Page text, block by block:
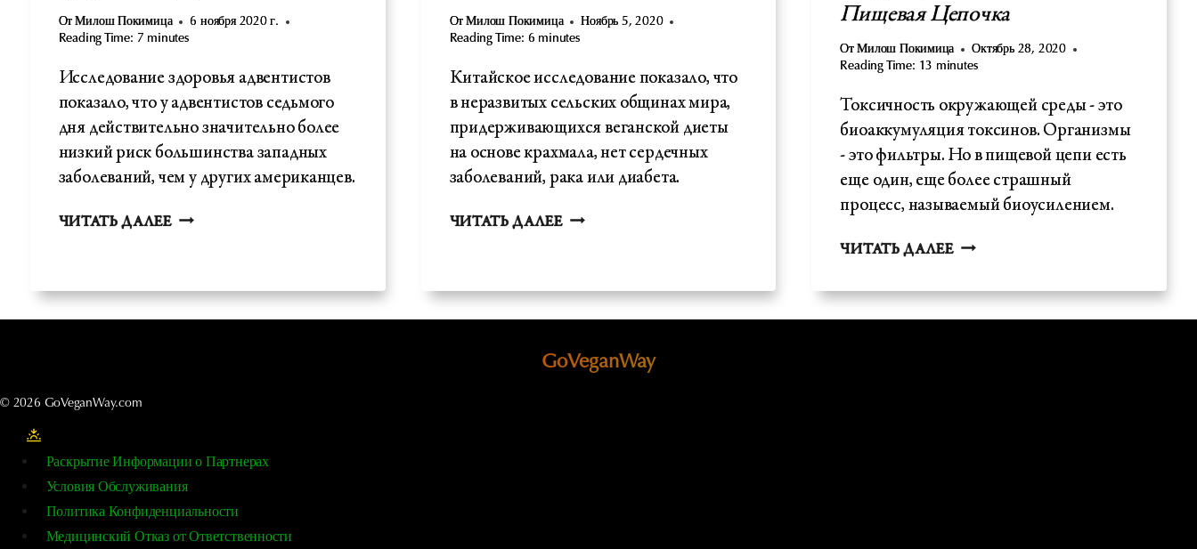
От Милош Покимица
6 ноября 2020 г.
Reading Time: 7 minutes
Исследование здоровья адвентистов
показало, что у адвентистов седьмого
дня действительно значительно более
низкий риск большинства западных
заболеваний, чем у других американцев.
ЧИТАТЬ ДАЛЕЕАДВЕНТИСТСКОЕ
АРГУМЕНТ
ВЕГАНОВ
От Милош Покимица
Ноябрь 5, 2020
Reading Time: 6 minutes
Китайское исследование показало, что
в неразвитых сельских общинах мира,
придерживающихся веганской диеты
на основе крахмала, нет сердечных
заболеваний, рака или диабета.
ЧИТАТЬ ДАЛЕЕИССЛЕДОВАНИЕ
ВЕГАНОВ
Пищевая Цепочка
От Милош Покимица
Октябрь 28, 2020
Reading Time: 13 minutes
Токсичность окружающей среды - это
биоаккумуляция токсинов. Организмы
- это фильтры. Но в пищевой цепи есть
еще один, еще более страшный
процесс, называемый биоусилением.
ЧИТАТЬ ДАЛЕЕТОКСИЧНОСТЬ
ОКРУЖАЮЩЕЙ
GoVeganWay
© 2026 GoVeganWay.com
Раскрытие Информации о Партнерах
Условия Обслуживания
Политика Конфиденциальности
Медицинский Отказ от Ответственности